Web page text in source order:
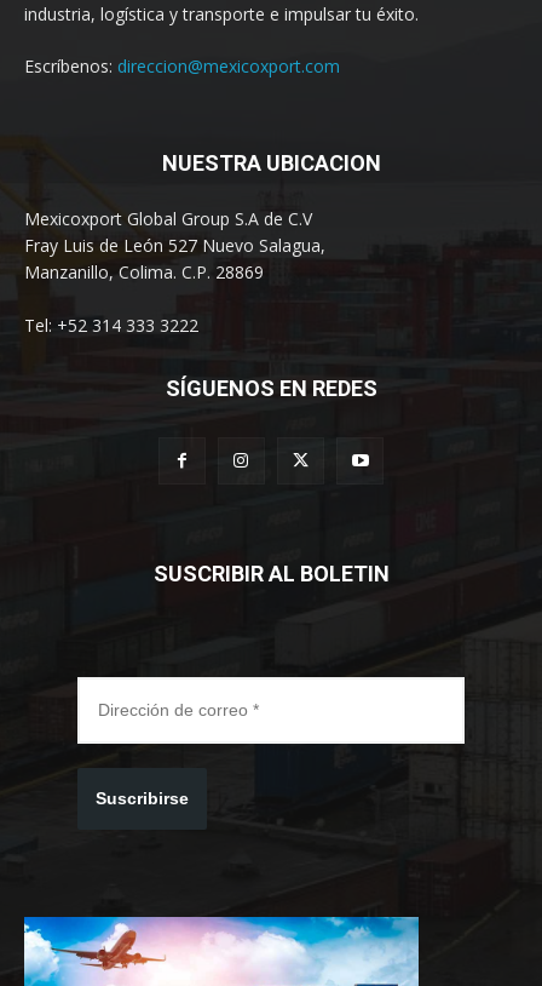
industria, logística y transporte e impulsar tu éxito.
Escríbenos: direccion@mexicoxport.com
NUESTRA UBICACION
Mexicoxport Global Group S.A de C.V
Fray Luis de León 527 Nuevo Salagua,
Manzanillo, Colima. C.P. 28869
Tel: +52 314 333 3222
SÍGUENOS EN REDES
SUSCRIBIR AL BOLETIN
Suscribirse